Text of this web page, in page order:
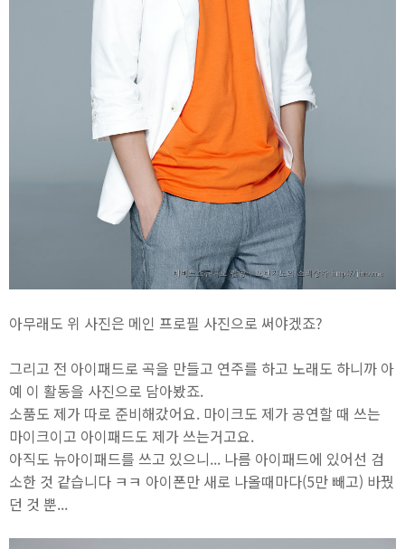
아무래도 위 사진은 메인 프로필 사진으로 써야겠죠?
그리고 전 아이패드로 곡을 만들고 연주를 하고 노래도 하니까 아
예 이 활동을 사진으로 담아봤죠.
소품도 제가 따로 준비해갔어요. 마이크도 제가 공연할 때 쓰는
마이크이고 아이패드도 제가 쓰는거고요.
아직도 뉴아이패드를 쓰고 있으니... 나름 아이패드에 있어선 검
소한 것 같습니다 ㅋㅋ 아이폰만 새로 나올때마다(5만 빼고) 바꿨
던 것 뿐...